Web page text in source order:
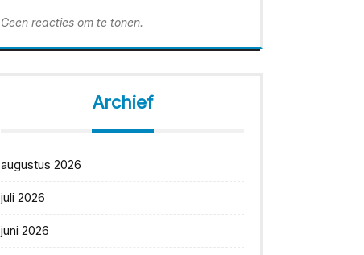
Geen reacties om te tonen.
Archief
augustus 2026
juli 2026
juni 2026